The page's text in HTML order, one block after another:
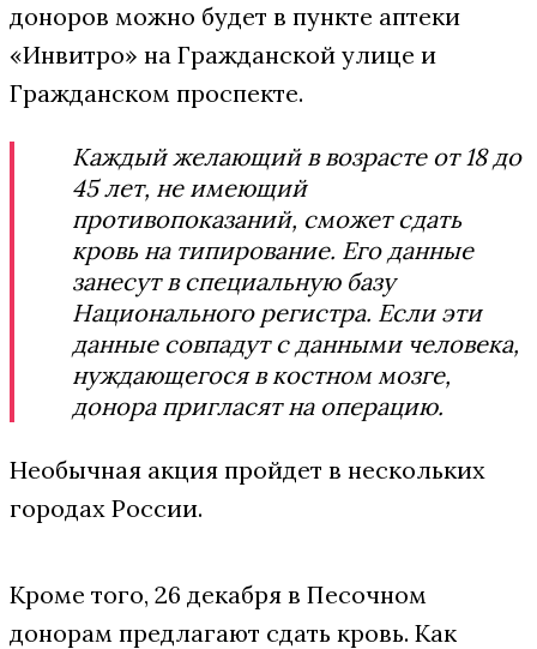
доноров можно будет в пункте аптеки
«Инвитро» на Гражданской улице и
Гражданском проспекте.
Каждый желающий в возрасте от 18 до
45 лет, не имеющий
противопоказаний, сможет сдать
кровь на типирование. Его данные
занесут в специальную базу
Национального регистра. Если эти
данные совпадут с данными человека,
нуждающегося в костном мозге,
донора пригласят на операцию.
Необычная акция пройдет в нескольких
городах России.
Кроме того, 26 декабря в Песочном
донорам предлагают сдать кровь. Как